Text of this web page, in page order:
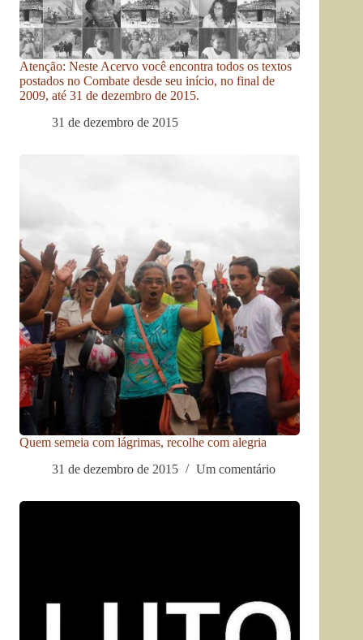
Atenção: Neste Acervo você encontra todos os textos
postados no Combate desde seu início, no final de
2009, até 31 de dezembro de 2015.
31 de dezembro de 2015
Quem semeia com lágrimas, recolhe com alegria
31 de dezembro de 2015
Um comentário